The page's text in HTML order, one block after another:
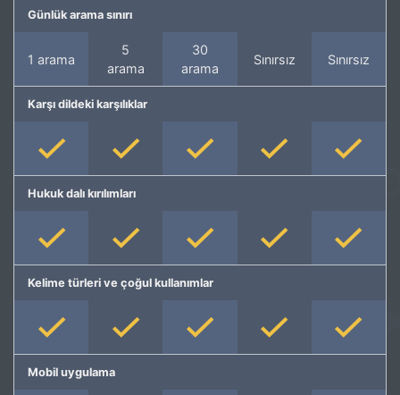
Günlük arama sınırı
1 arama
5
arama
30
arama
Sınırsız Sınırsız
Karşı dildeki karşılıklar
Hukuk dalı kırılımları
Kelime türleri ve çoğul kullanımlar
Mobil uygulama